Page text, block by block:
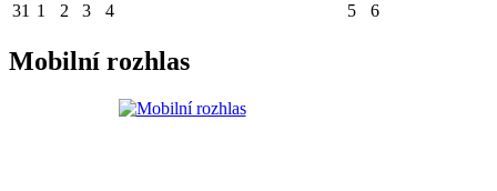
31 1 2 3 4 5 6
Mobilní rozhlas